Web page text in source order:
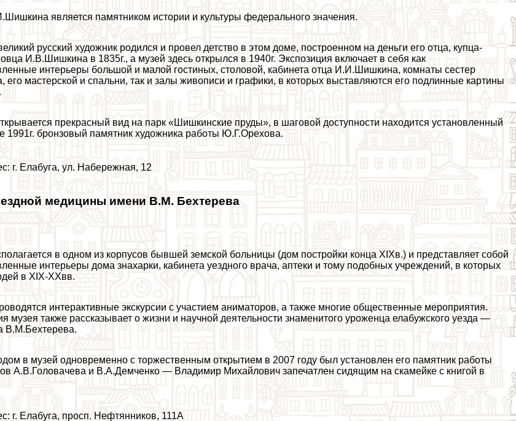
является памятником истории и культуры федерального значения.
русский художник родился и провел детство в этом доме, построенном на деньги его отца, купца-
И.В.Шишкина в 1835г., а музей здесь открылся в 1940г. Экспозиция включает в себя как
интерьеры большой и малой гостиных, столовой, кабинета отца И.И.Шишкина, комнаты сестер
его мастерской и спальни, так и залы живописи и графики, в которых выставляются его подлинные картины
прекрасный вид на парк «Шишкинские пруды», в шаговой доступности находится установленный
1991г. бронзовый памятник художника работы Ю.Г.Орехова.
г. Елабуга, ул. Набережная, 12
медицины имени В.М. Бехтерева
в одном из корпусов бывшей земской больницы (дом постройки конца XIXв.) и представляет собой
интерьеры дома знахарки, кабинета уездного врача, аптеки и тому подобных учреждений, в которых
в XIX-XХвв.
интеpaктивные экскурсии с участием аниматоров, а также многие общественные мероприятия.
музея также рассказывает о жизни и научной деятельности знаменитого уроженца елабужского уезда —
В.М.Бехтерева.
в музей одновременно с торжественным открытием в 2007 году был установлен его памятник работы
А.В.Головачева и В.А.Демченко — Владимир Михайлович запечатлен сидящим на скамейке с книгой в
г. Елабуга, просп. Нефтянников, 111А